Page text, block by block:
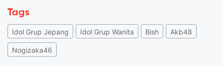
Tags
Idol Grup Jepang Idol Grup Wanita Bish Akb48
Nogizaka46